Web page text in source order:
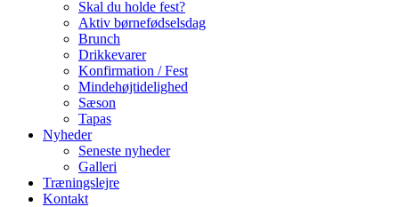
Skal du holde fest?
Aktiv børnefødselsdag
Brunch
Drikkevarer
Konfirmation / Fest
Mindehøjtidelighed
Sæson
Tapas
Nyheder
Seneste nyheder
Galleri
Træningslejre
Kontakt